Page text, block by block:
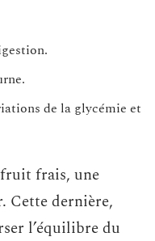
de la glycémie et
frais, une
Cette dernière,
l’équilibre du